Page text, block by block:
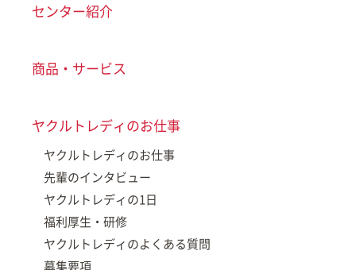
センター紹介
商品・サービス
ヤクルトレディのお仕事
ヤクルトレディのお仕事
先輩のインタビュー
ヤクルトレディの1日
福利厚生・研修
ヤクルトレディのよくある質問
募集要項